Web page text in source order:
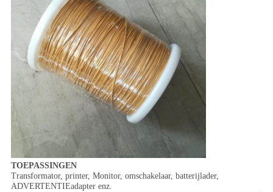
TOEPASSINGEN
Transformator, printer, Monitor, omschakelaar, batterijlader,
ADVERTENTIEadapter enz.